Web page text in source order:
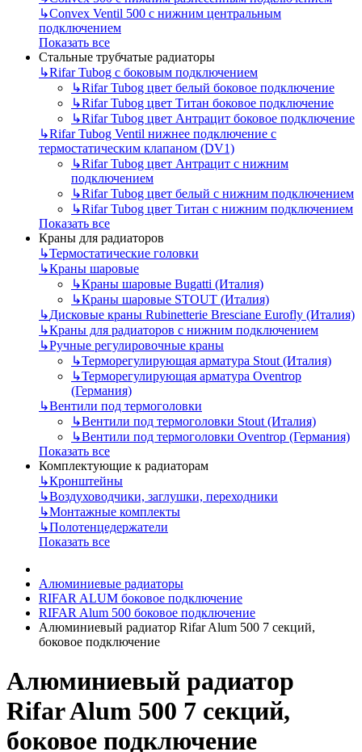
↳Convex Ventil 500 с нижним центральным
подключением
Показать все
Стальные трубчатые радиаторы
↳Rifar Tubog с боковым подключением
↳Rifar Tubog цвет белый боковое подключение
↳Rifar Tubog цвет Титан боковое подключение
↳Rifar Tubog цвет Антрацит боковое подключение
↳Rifar Tubog Ventil нижнее подключение с
термостатическим клапаном (DV1)
↳Rifar Tubog цвет Антрацит с нижним
подключением
↳Rifar Tubog цвет белый с нижним подключением
↳Rifar Tubog цвет Титан с нижним подключением
Показать все
Краны для радиаторов
↳Термостатические головки
↳Краны шаровые
↳Краны шаровые Bugatti (Италия)
↳Краны шаровые STOUT (Италия)
↳Дисковые краны Rubinetterie Bresciane Eurofly (Италия)
↳Краны для радиаторов с нижним подключением
↳Ручные регулировочные краны
↳Терморегулирующая арматура Stout (Италия)
↳Терморегулирующая арматура Oventrop
(Германия)
↳Вентили под термоголовки
↳Вентили под термоголовки Stout (Италия)
↳Вентили под термоголовки Oventrop (Германия)
Показать все
Комплектующие к радиаторам
↳Кронштейны
↳Воздуховодчики, заглушки, переходники
↳Монтажные комплекты
↳Полотенцедержатели
Показать все
Алюминиевые радиаторы
RIFAR ALUM боковое подключение
RIFAR Alum 500 боковое подключение
Алюминиевый радиатор Rifar Alum 500 7 секций,
боковое подключение
Алюминиевый радиатор
Rifar Alum 500 7 секций,
боковое подключение